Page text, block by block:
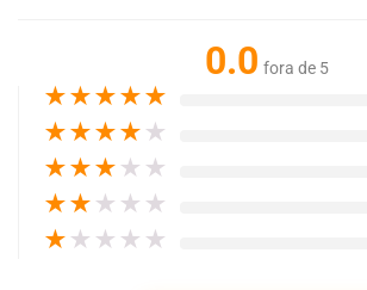
0.0 fora de 5
★★★★★
★★★★ ★
★★★ ★ ★
★★ ★ ★ ★
★ ★ ★ ★ ★